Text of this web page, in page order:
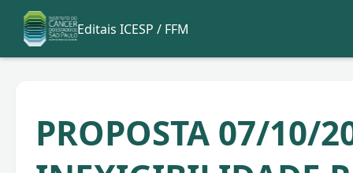
Editais ICESP / FFM
PROPOSTA 07/10/